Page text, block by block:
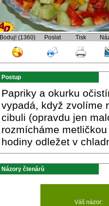
Boduj! (1360) Poslat Tisk
Postup
Papriky a okurku
vypadá, když zvolíme
cibuli (opravdu jen
rozmícháme
hodiny odležet v
Názory čtenárů
Váš názor: